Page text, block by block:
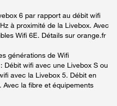
6 par rapport au débit wifi
à proximité de la Livebox. Avec
Wifi 6E. Détails sur orange.fr
générations de Wifi
Débit wifi avec une Livebox S ou
avec la Livebox 5. Débit en
Avec la fibre et équipements